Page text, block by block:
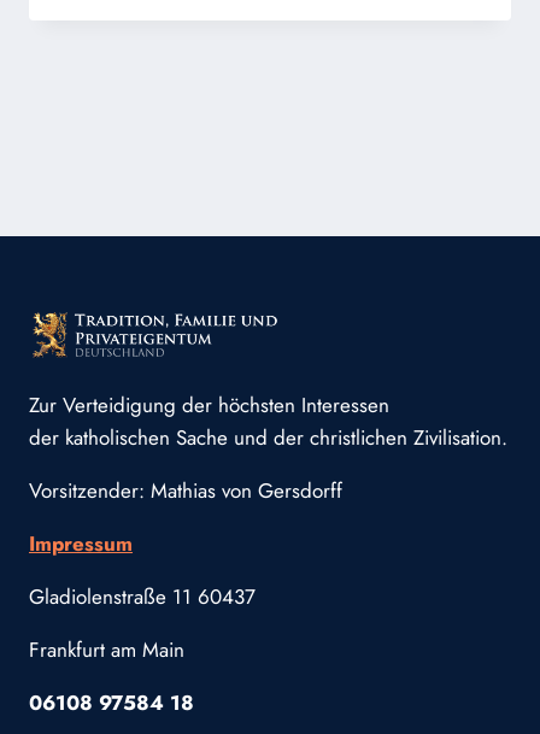
HL
Zur Verteidigung der höchsten Interessen
der katholischen Sache und der christlichen Zivilisation.
Vorsitzender: Mathias von Gersdorff
Impressum
Gladiolenstraße 11 60437
Frankfurt am Main
06108 97584 18